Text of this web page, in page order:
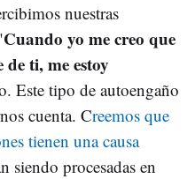
nuestras
Cuando yo me creo que
ti, me estoy
Este tipo de autoengaño
cuenta. Creemos que
tienen una causa
siendo procesadas en